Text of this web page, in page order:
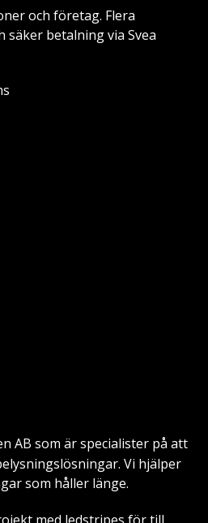
och företag. Flera
säker betalning via Svea
AB som är specialister på att
Vi hjälper
som håller länge.